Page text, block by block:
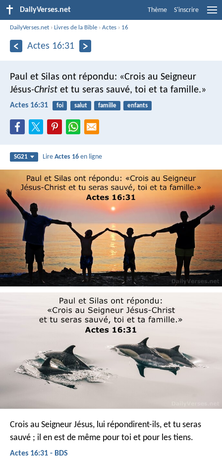
DailyVerses.net Thème S'inscrire
DailyVerses.net ›Livres de la Bible ›Actes › 16
Actes 16:31
Paul et Silas ont répondu: «Crois au Seigneur
Jésus-Christ et tu seras sauvé, toi et ta famille.»
Actes 16:31 foi salut famille enfants
SG21 LireActes 16 en ligne
Crois au Seigneur Jésus, lui répondirent-ils, et tu seras
sauvé ; il en est de même pour toi et pour les tiens.
Actes 16:31 - BDS